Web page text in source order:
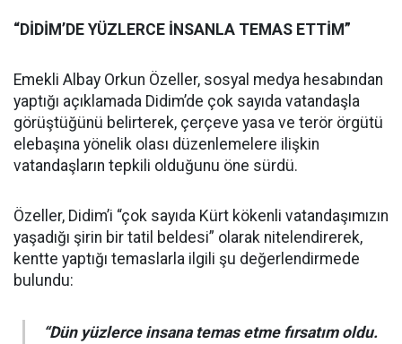
“DİDİM’DE YÜZLERCE İNSANLA TEMAS ETTİM”
Emekli Albay Orkun Özeller, sosyal medya hesabından
yaptığı açıklamada Didim’de çok sayıda vatandaşla
görüştüğünü belirterek, çerçeve yasa ve terör örgütü
elebaşına yönelik olası düzenlemelere ilişkin
vatandaşların tepkili olduğunu öne sürdü.
Özeller, Didim’i “çok sayıda Kürt kökenli vatandaşımızın
yaşadığı şirin bir tatil beldesi” olarak nitelendirerek,
kentte yaptığı temaslarla ilgili şu değerlendirmede
bulundu:
“Dün yüzlerce insana temas etme fırsatım oldu.